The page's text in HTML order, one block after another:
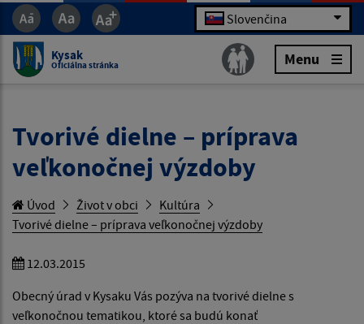
Slovenčina
Kysak
Oficiálna stránka Menu
Tvorivé dielne – príprava
veľkonočnej výzdoby
Úvod Život v obci
Kultúra
Tvorivé dielne – príprava veľkonočnej výzdoby
12.03.2015
Obecný úrad v Kysaku Vás pozýva na tvorivé dielne s
veľkonočnou tematikou, ktoré sa budú konať